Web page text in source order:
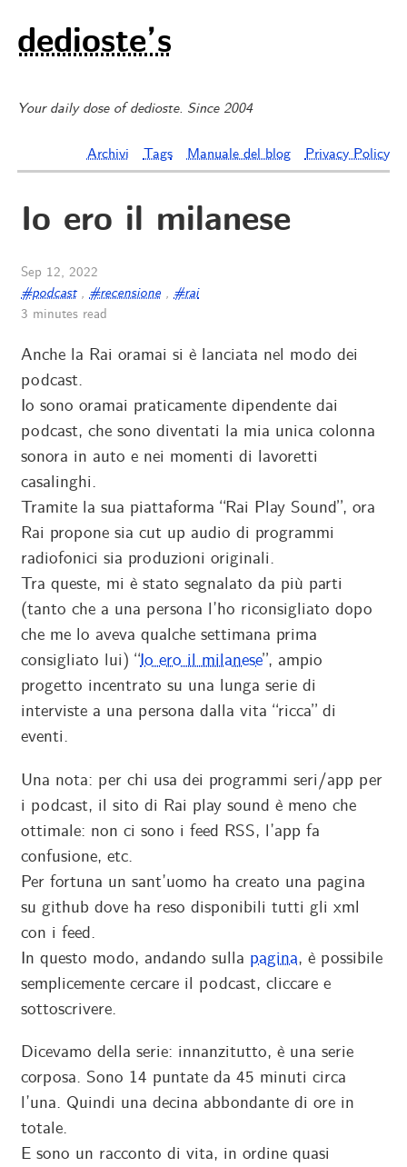
dedioste’s
Your daily dose of dedioste. Since 2004
Archivi Tags Manuale del blog Privacy Policy
Io ero il milanese
Sep 12, 2022
#podcast,#recensione ,#rai
3 minutes read
Anche la Rai oramai si è lanciata nel modo dei
podcast.
Io sono oramai praticamente dipendente dai
podcast, che sono diventati la mia unica colonna
sonora in auto e nei momenti di lavoretti
casalinghi.
Tramite la sua piattaforma “Rai Play Sound”, ora
Rai propone sia cut up audio di programmi
radiofonici sia produzioni originali.
Tra queste, mi è stato segnalato da più parti
(tanto che a una persona l’ho riconsigliato dopo
che me lo aveva qualche settimana prima
consigliato lui) “Io ero il milanese”, ampio
progetto incentrato su una lunga serie di
interviste a una persona dalla vita “ricca” di
eventi.
Una nota: per chi usa dei programmi seri/app per
i podcast, il sito di Rai play sound è meno che
ottimale: non ci sono i feed RSS, l’app fa
confusione, etc.
Per fortuna un sant’uomo ha creato una pagina
su github dove ha reso disponibili tutti gli xml
con i feed.
In questo modo, andando sulla pagina, è possibile
semplicemente cercare il podcast, cliccare e
sottoscrivere.
Dicevamo della serie: innanzitutto, è una serie
corposa. Sono 14 puntate da 45 minuti circa
l’una. Quindi una decina abbondante di ore in
totale.
E sono un racconto di vita, in ordine quasi